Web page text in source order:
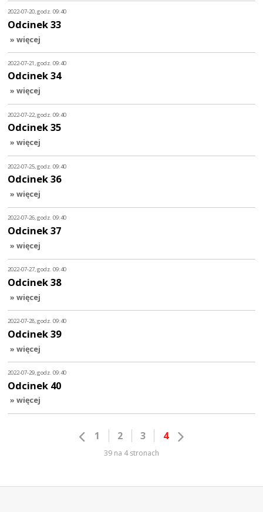
2022-07-20, godz. 09:40
Odcinek 33
» więcej
2022-07-21, godz. 09:40
Odcinek 34
» więcej
2022-07-22, godz. 09:40
Odcinek 35
» więcej
2022-07-25, godz. 09:40
Odcinek 36
» więcej
2022-07-26, godz. 09:40
Odcinek 37
» więcej
2022-07-27, godz. 09:40
Odcinek 38
» więcej
2022-07-28, godz. 09:40
Odcinek 39
» więcej
2022-07-29, godz. 09:40
Odcinek 40
» więcej
1 2 3 4
39 na 4 stronach